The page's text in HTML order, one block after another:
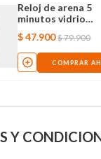
Reloj de arena 5
minutos vidrio
transparente
$47.900 $79.900
COMPRAR
Y